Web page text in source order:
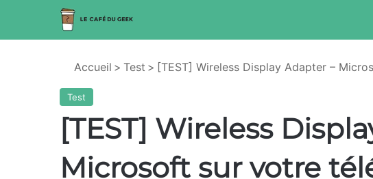
Accueil > Test > [TEST] Wireless Display Adapter –
Test
[TEST] Wireless
Microsoft sur votre